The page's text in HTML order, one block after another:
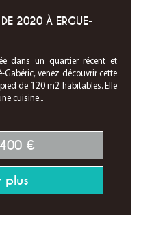
DE 2020 À ERGUE-
dans un quartier récent et
venez découvrir cette
de 120 m2 habitables. Elle
cuisine...
€
plus